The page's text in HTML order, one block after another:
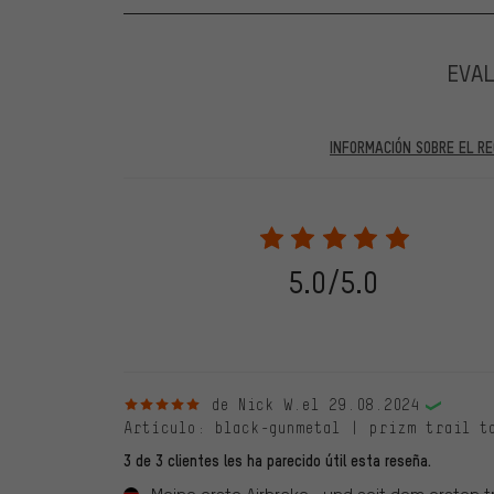
INFORMACIÓN SOBRE EL
2022 solo se publicarán evaluaciones verificadas, lo
Solo desbloqueamos la evaluación después de
verificadas llevan una marca verde, que se aplica a
28. 05. 2022. Se incluyeron también evaluaciones
evaluado en nuestra tienda. Estos comentarios no
5.0/5.0
5 de 5 estrellas
de Nick W. el 29.08.2024
Artículo : black-gunmetal | prizm trail
3 de 3 clientes les ha parecido útil esta reseña.